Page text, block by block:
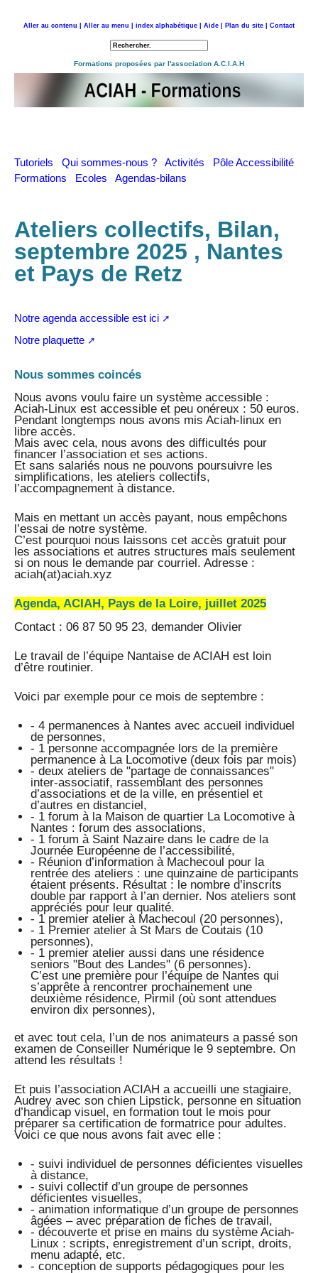
Aller au contenu | Aller au menu | index alphabétique | Aide | Plan du site | Contact
Formations proposées par l'association A.C.I.A.H
Tutoriels Qui sommes-nous ? Activités Pôle Accessibilité
Formations Ecoles Agendas-bilans
Ateliers collectifs, Bilan,
septembre 2025 , Nantes
et Pays de Retz
Notre agenda accessible est ici
Notre plaquette
Nous sommes coincés
Nous avons voulu faire un système accessible :
Aciah-Linux est accessible et peu onéreux : 50 euros.
Pendant longtemps nous avons mis Aciah-linux en
libre accès.
Mais avec cela, nous avons des difficultés pour
financer l’association et ses actions.
Et sans salariés nous ne pouvons poursuivre les
simplifications, les ateliers collectifs,
l’accompagnement à distance.
Mais en mettant un accès payant, nous empêchons
l’essai de notre système.
C’est pourquoi nous laissons cet accès gratuit pour
les associations et autres structures mais seulement
si on nous le demande par courriel. Adresse :
aciah(at)aciah.xyz
Agenda, ACIAH, Pays de la Loire, juillet 2025
Contact : 06 87 50 95 23, demander Olivier
Le travail de l’équipe Nantaise de ACIAH est loin
d’être routinier.
Voici par exemple pour ce mois de septembre :
- 4 permanences à Nantes avec accueil individuel
de personnes,
- 1 personne accompagnée lors de la première
permanence à La Locomotive (deux fois par mois)
- deux ateliers de "partage de connaissances"
inter-associatif, rassemblant des personnes
d’associations et de la ville, en présentiel et
d’autres en distanciel,
- 1 forum à la Maison de quartier La Locomotive à
Nantes : forum des associations,
- 1 forum à Saint Nazaire dans le cadre de la
Journée Européenne de l’accessibilité,
- Réunion d’information à Machecoul pour la
rentrée des ateliers : une quinzaine de participants
étaient présents. Résultat : le nombre d’inscrits
double par rapport à l’an dernier. Nos ateliers sont
appréciés pour leur qualité.
- 1 premier atelier à Machecoul (20 personnes),
- 1 Premier atelier à St Mars de Coutais (10
personnes),
- 1 premier atelier aussi dans une résidence
seniors "Bout des Landes" (6 personnes).
C’est une première pour l’équipe de Nantes qui
s’apprête à rencontrer prochainement une
deuxième résidence, Pirmil (où sont attendues
environ dix personnes),
et avec tout cela, l’un de nos animateurs a passé son
examen de Conseiller Numérique le 9 septembre. On
attend les résultats !
Et puis l’association ACIAH a accueilli une stagiaire,
Audrey avec son chien Lipstick, personne en situation
d’handicap visuel, en formation tout le mois pour
préparer sa certification de formatrice pour adultes.
Voici ce que nous avons fait avec elle :
- suivi individuel de personnes déficientes visuelles
à distance,
- suivi collectif d’un groupe de personnes
déficientes visuelles,
- animation informatique d’un groupe de personnes
âgées – avec préparation de fiches de travail,
- découverte et prise en mains du système Aciah-
Linux : scripts, enregistrement d’un script, droits,
menu adapté, etc.
- conception de supports pédagogiques pour les